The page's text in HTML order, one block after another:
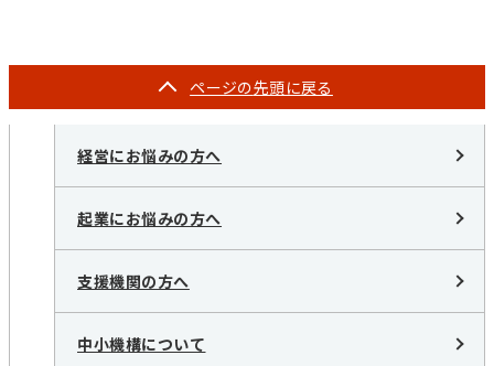
ページの先頭に戻る
経営にお悩みの方へ
起業にお悩みの方へ
支援機関の方へ
中小機構について